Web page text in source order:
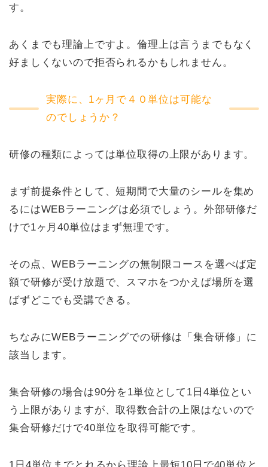
す。
あくまでも理論上ですよ。倫理上は言うまでもなく
好ましくないので拒否られるかもしれません。
実際に、1ヶ月で４０単位は可能な
のでしょうか？
研修の種類によっては単位取得の上限があります。
まず前提条件として、短期間で大量のシールを集め
るにはWEBラーニングは必須でしょう。外部研修だ
けで1ヶ月40単位はまず無理です。
その点、WEBラーニングの無制限コースを選べば定
額で研修が受け放題で、スマホをつかえば場所を選
ばずどこでも受講できる。
ちなみにWEBラーニングでの研修は「集合研修」に
該当します。
集合研修の場合は90分を1単位として1日4単位とい
う上限がありますが、取得数合計の上限はないので
集合研修だけで40単位を取得可能です。